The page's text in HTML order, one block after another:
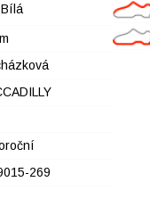
Bílá
269